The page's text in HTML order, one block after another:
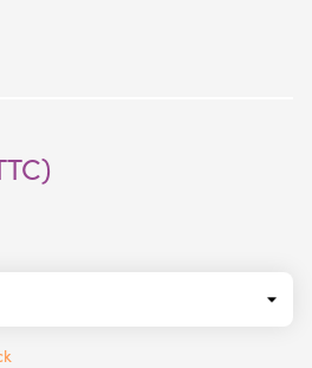
et 10 cm de diamètre.